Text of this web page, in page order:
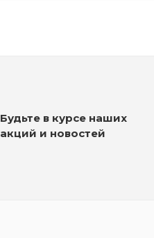
Будьте в курсе наших
акций и новостей